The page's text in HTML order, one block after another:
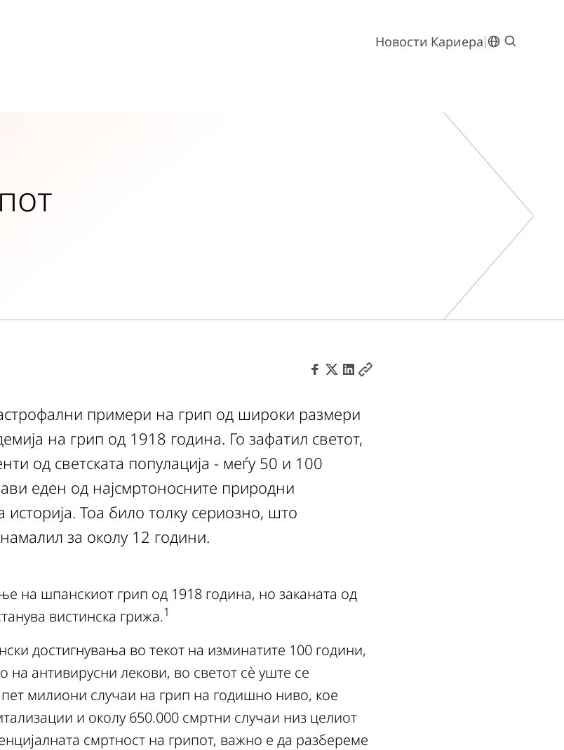
Новости Кариера
примери на грип од широки размери
на грип од 1918 година. Го зафатил светот,
од светската популација - меѓу 50 и 100
еден од најсмртоносните природни
историја. Тоа било толку сериозно, што
за околу 12 години.
на шпанскиот грип од 1918 година, но заканата од
вистинска грижа.1
достигнувања во текот на изминатите 100 години,
на антивирусни лекови, во светот сè уште се
милиони случаи на грип на годишно ниво, кое
и околу 650.000 смртни случаи низ целиот
смртност на грипот, важно е да разбереме